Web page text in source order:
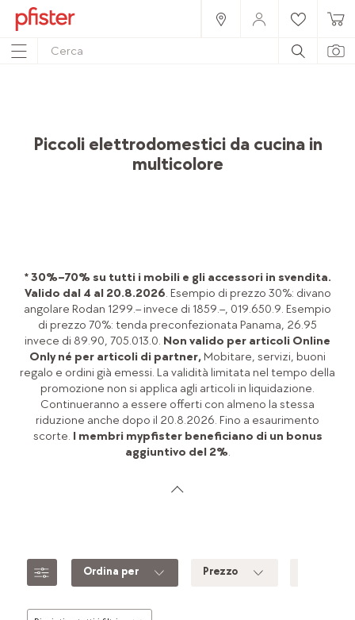
Piccoli elettrodomestici da cucina in
multicolore
* 30%–70% su tutti i mobili e gli accessori in svendita.
Valido dal 4 al 20.8.2026. Esempio di prezzo 30%: divano
angolare Rodan 1299.– invece di 1859.–, 019.650.9. Esempio
di prezzo 70%: tenda preconfezionata Panama, 26.95
invece di 89.90, 705.013.0. Non valido per articoli Online
Only né per articoli di partner, Mobitare, servizi, buoni
regalo e ordini già emessi. La validità limitata nel tempo della
promozione non si applica agli articoli in liquidazione.
Continueranno a essere offerti con almeno la stessa
riduzione anche dopo il 20.8.2026. Fino a esaurimento
scorte. I membri mypfister beneficiano di un bonus
aggiuntivo del 2%.
Ordina per Prezzo